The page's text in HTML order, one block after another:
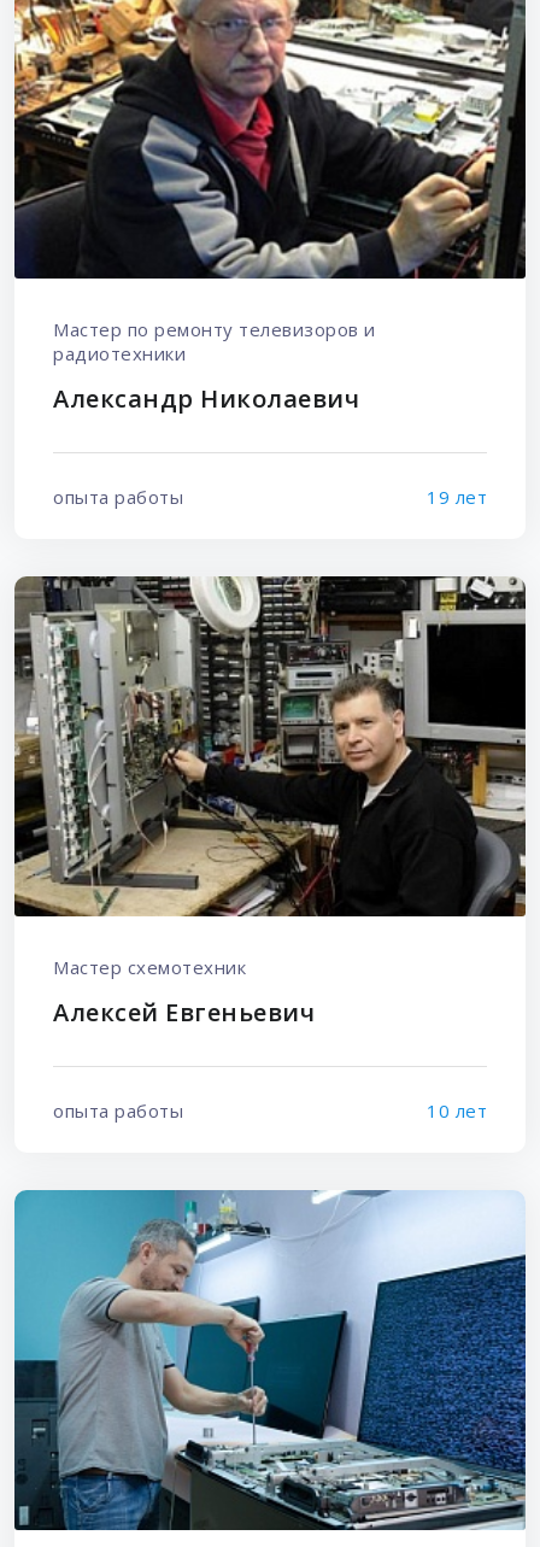
Мастер по ремонту телевизоров и
радиотехники
Александр Николаевич
опыта работы 19 лет
Мастер схемотехник
Алексей Евгеньевич
опыта работы 10 лет